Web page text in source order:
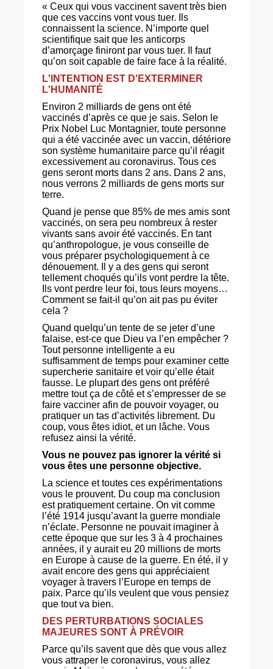
« Ceux qui vous vaccinent savent très bien
que ces vaccins vont vous tuer. Ils
connaissent la science. N’importe quel
scientifique sait que les anticorps
d’amorçage finiront par vous tuer. Il faut
qu’on soit capable de faire face à la réalité.
L'INTENTION EST D'EXTERMINER
L'HUMANITÉ
Environ 2 milliards de gens ont été
vaccinés d’après ce que je sais. Selon le
Prix Nobel Luc Montagnier, toute personne
qui a été vaccinée avec un vaccin, détériore
son système humanitaire parce qu’il réagit
excessivement au coronavirus. Tous ces
gens seront morts dans 2 ans. Dans 2 ans,
nous verrons 2 milliards de gens morts sur
terre.
Quand je pense que 85% de mes amis sont
vaccinés, on sera peu nombreux à rester
vivants sans avoir été vaccinés. En tant
qu’anthropologue, je vous conseille de
vous préparer psychologiquement à ce
dénouement. Il y a des gens qui seront
tellement choqués qu’ils vont perdre la tête.
Ils vont perdre leur foi, tous leurs moyens…
Comment se fait-il qu’on ait pas pu éviter
cela ?
Quand quelqu’un tente de se jeter d’une
falaise, est-ce que Dieu va l’en empêcher ?
Tout personne intelligente a eu
suffisamment de temps pour examiner cette
supercherie sanitaire et voir qu’elle était
fausse. Le plupart des gens ont préféré
mettre tout ça de côté et s’empresser de se
faire vacciner afin de pouvoir voyager, ou
pratiquer un tas d’activités librement. Du
coup, vous êtes idiot, et un lâche. Vous
refusez ainsi la vérité.
Vous ne pouvez pas ignorer la vérité si
vous êtes une personne objective.
La science et toutes ces expérimentations
vous le prouvent. Du coup ma conclusion
est pratiquement certaine. On vit comme
l’été 1914 jusqu’avant la guerre mondiale
n’éclate. Personne ne pouvait imaginer à
cette époque que sur les 3 à 4 prochaines
années, il y aurait eu 20 millions de morts
en Europe à cause de la guerre. En été, il y
avait encore des gens qui appréciaient
voyager à travers l’Europe en temps de
paix. Parce qu’ils veulent que vous pensiez
que tout va bien.
DES PERTURBATIONS SOCIALES
MAJEURES SONT À PRÉVOIR
Parce qu’ils savent que dès que vous allez
vous attraper le coronavirus, vous allez